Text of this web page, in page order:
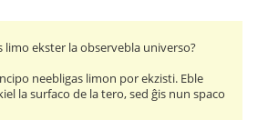
limo ekster la observebla universo?
neebligas limon por ekzisti. Eble
la surfaco de la tero, sed ĝis nun spaco